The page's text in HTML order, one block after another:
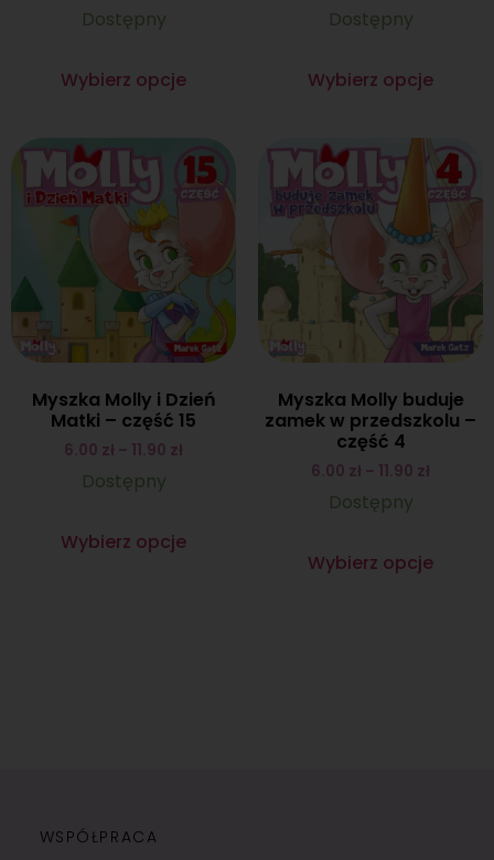
Dostępny
Wybierz opcje
Dostępny
Wybierz opcje
Myszka Molly i Dzień
Matki – część 15
6.00 zł – 11.90 zł
Dostępny
Wybierz opcje
Myszka Molly buduje
zamek w przedszkolu –
część 4
6.00 zł – 11.90 zł
Dostępny
Wybierz opcje
WSPÓŁPRACA